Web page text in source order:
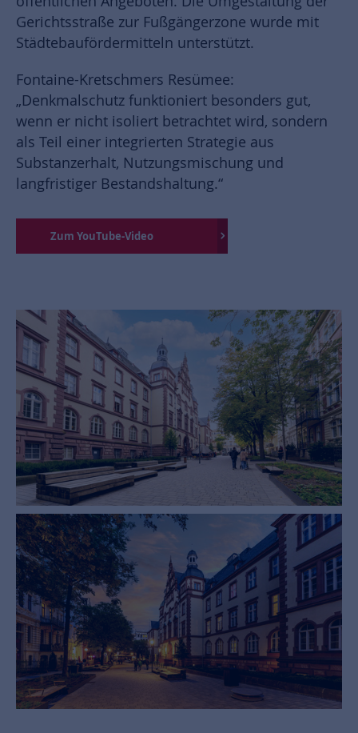
Gerichtsstraße zur Fußgängerzone wurde mit
Städtebaufördermitteln unterstützt.
Fontaine-Kretschmers Resümee:
„Denkmalschutz funktioniert besonders gut,
wenn er nicht isoliert betrachtet wird, sondern
als Teil einer integrierten Strategie aus
Substanzerhalt, Nutzungsmischung und
langfristiger Bestandshaltung.“
Zum YouTube-Video